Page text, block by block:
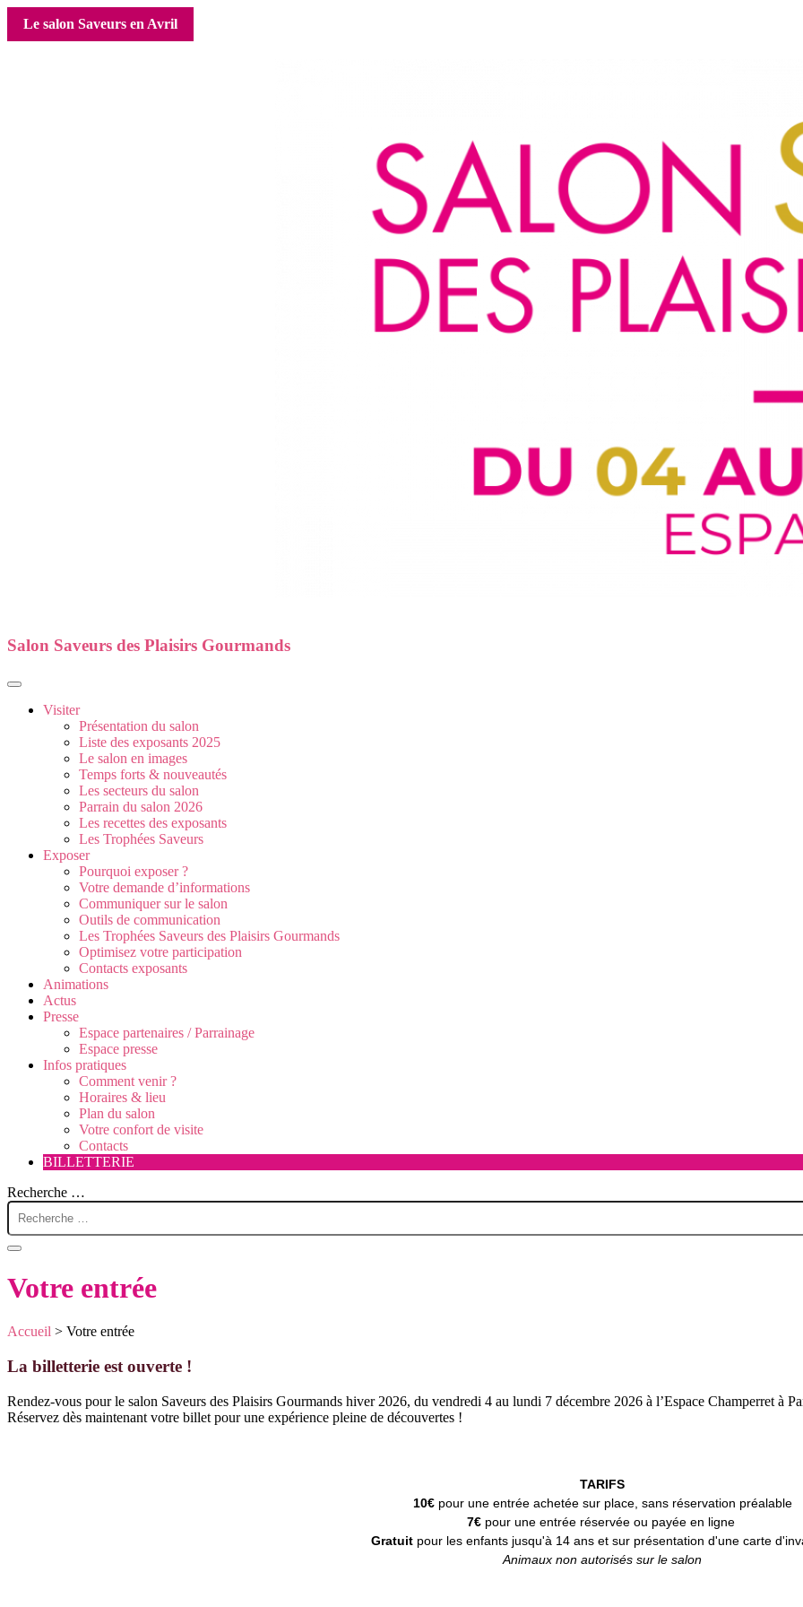
Le salon Saveurs en Avril
Salon Saveurs des Plaisirs Gourmands
Visiter
Présentation du salon
Liste des exposants 2025
Le salon en images
Temps forts & nouveautés
Les secteurs du salon
Parrain du salon 2026
Les recettes des exposants
Les Trophées Saveurs
Exposer
Pourquoi exposer ?
Votre demande d’informations
Communiquer sur le salon
Outils de communication
Les Trophées Saveurs des Plaisirs Gourmands
Optimisez votre participation
Contacts exposants
Animations
Actus
Presse
Espace partenaires / Parrainage
Espace presse
Infos pratiques
Comment venir ?
Horaires & lieu
Plan du salon
Votre confort de visite
Contacts
BILLETTERIE
Recherche …
Votre entrée
Accueil > Votre entrée
La billetterie est ouverte !
Rendez-vous pour le salon Saveurs des Plaisirs Gourmands hiver 2026, du vendredi 4 au lundi 7 décembre 2026 à l’Espace Champerret à
Réservez dès maintenant votre billet pour une expérience pleine de découvertes !